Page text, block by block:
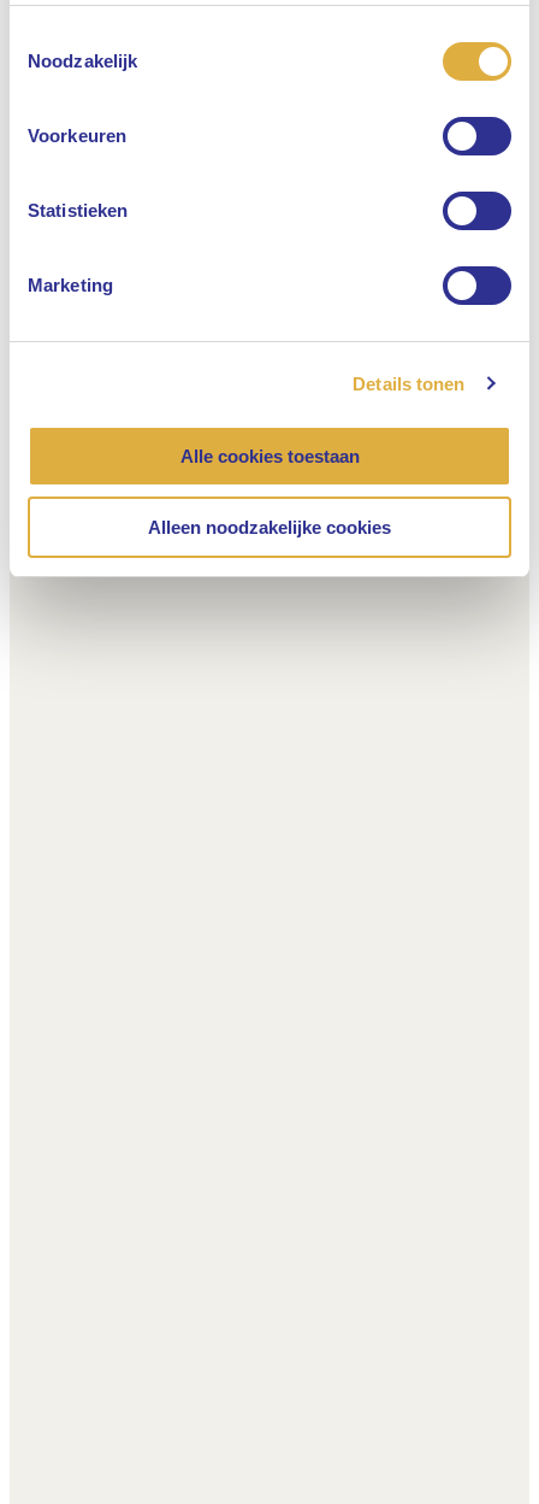
Noodzakelijk
Voorkeuren
Statistieken
Marketing
Details tonen
Alle cookies toestaan
Alleen noodzakelijke cookies